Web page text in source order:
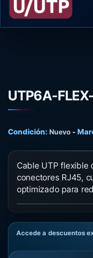
UTP6A-
Condición: Nuevo -
Cable UTP flexible
conectores RJ45,
optimizado para
Accede a descuentos